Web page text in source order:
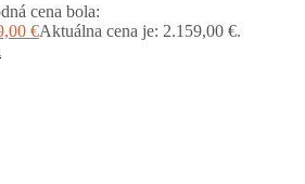
cena bola:
€Aktuálna cena je: 2.159,00 €.